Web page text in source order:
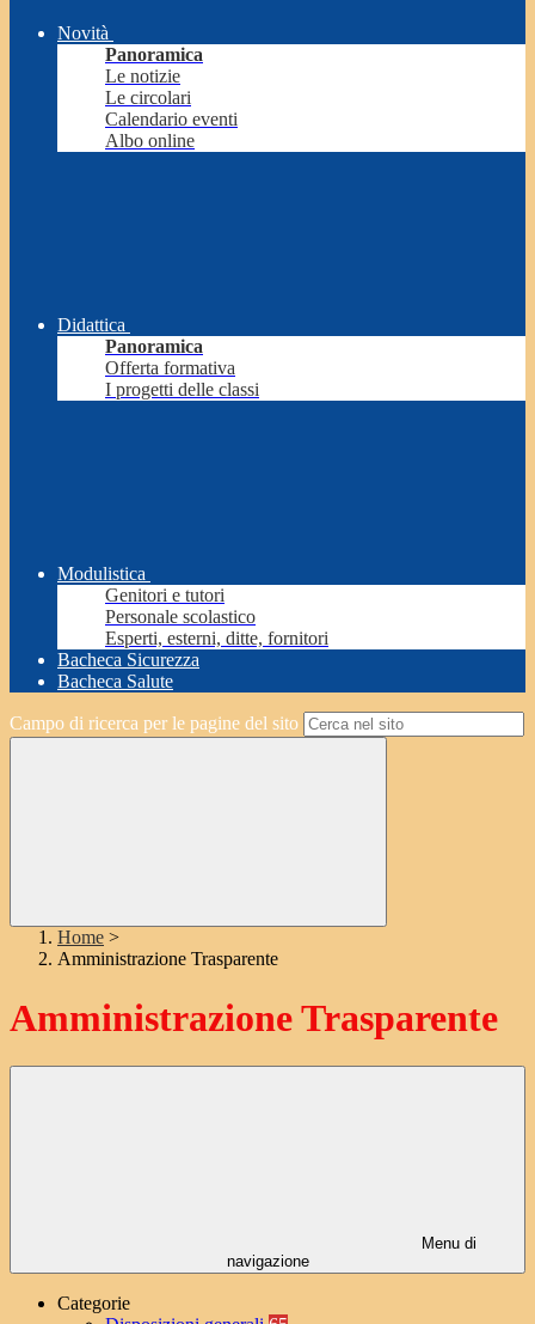
Novità
Panoramica
Le notizie
Le circolari
Calendario eventi
Albo online
Didattica
Panoramica
Offerta formativa
I progetti delle classi
Modulistica
Genitori e tutori
Personale scolastico
Esperti, esterni, ditte, fornitori
Bacheca Sicurezza
Bacheca Salute
Campo di ricerca per le pagine del sito
Home >
Amministrazione Trasparente
Amministrazione Trasparente
Menu di
navigazione
Categorie